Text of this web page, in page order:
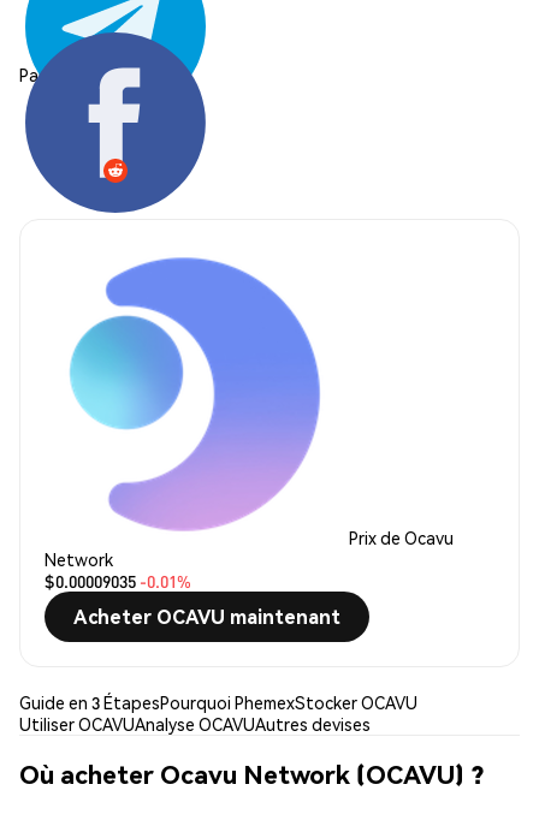
Partager:
Prix de Ocavu
Network
$0.00009035 -0.01%
Acheter OCAVU maintenant
Guide en 3 ÉtapesPourquoi PhemexStocker OCAVU
Utiliser OCAVUAnalyse OCAVUAutres devises
Où acheter Ocavu Network (OCAVU) ?